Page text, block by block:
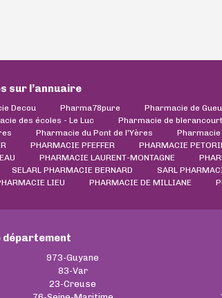
sur l’annuaire
Decou Pharma78pure Pharmacie de
des écoles - Le Luc Pharmacie de blerancourt
Pharmacie du Pont de l'Yères
Pharmacie
PHARMACIE PFEFFER PHARMACIE
PHARMACIE LAURENT-MONTAGNE
SELARL PHARMACIE BERNARD
SARL
LIEU PHARMACIE DE MILLIANE
département
973-Guyane
83-Var
23-Creuse